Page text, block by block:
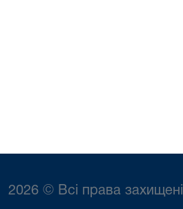
2026 © Всі права захищені